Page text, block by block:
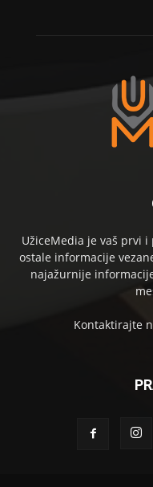
UžiceMedia je vaš prvi
ostale informacije
najažurnije
Kontaktirajte